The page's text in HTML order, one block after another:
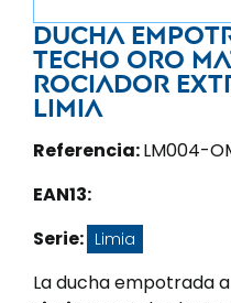
Ducha
techo oro
rociador
Limia
Referencia:LM004-
EAN13:
Serie: Limia
La ducha empotrada